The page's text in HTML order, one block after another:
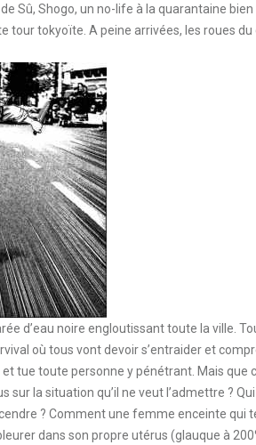
Sû, Shogo, un no-life à la quarantaine
tour tokyoïte. A peine arrivées, les roues du
d’eau noire engloutissant toute la ville.
où tous vont devoir s’entraider et
tue toute personne y pénétrant. Mais que
la situation qu’il ne veut l’admettre ?
? Comment une femme enceinte qui
dans son propre utérus (glauque à